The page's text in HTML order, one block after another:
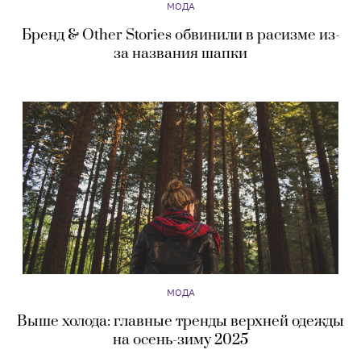
МОДА
Бренд & Other Stories обвинили в расизме из-
за названия шапки
МОДА
Выше холода: главные тренды верхней одежды
на осень-зиму 2025